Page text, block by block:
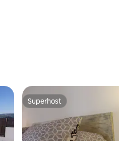
Superhost
Superhost